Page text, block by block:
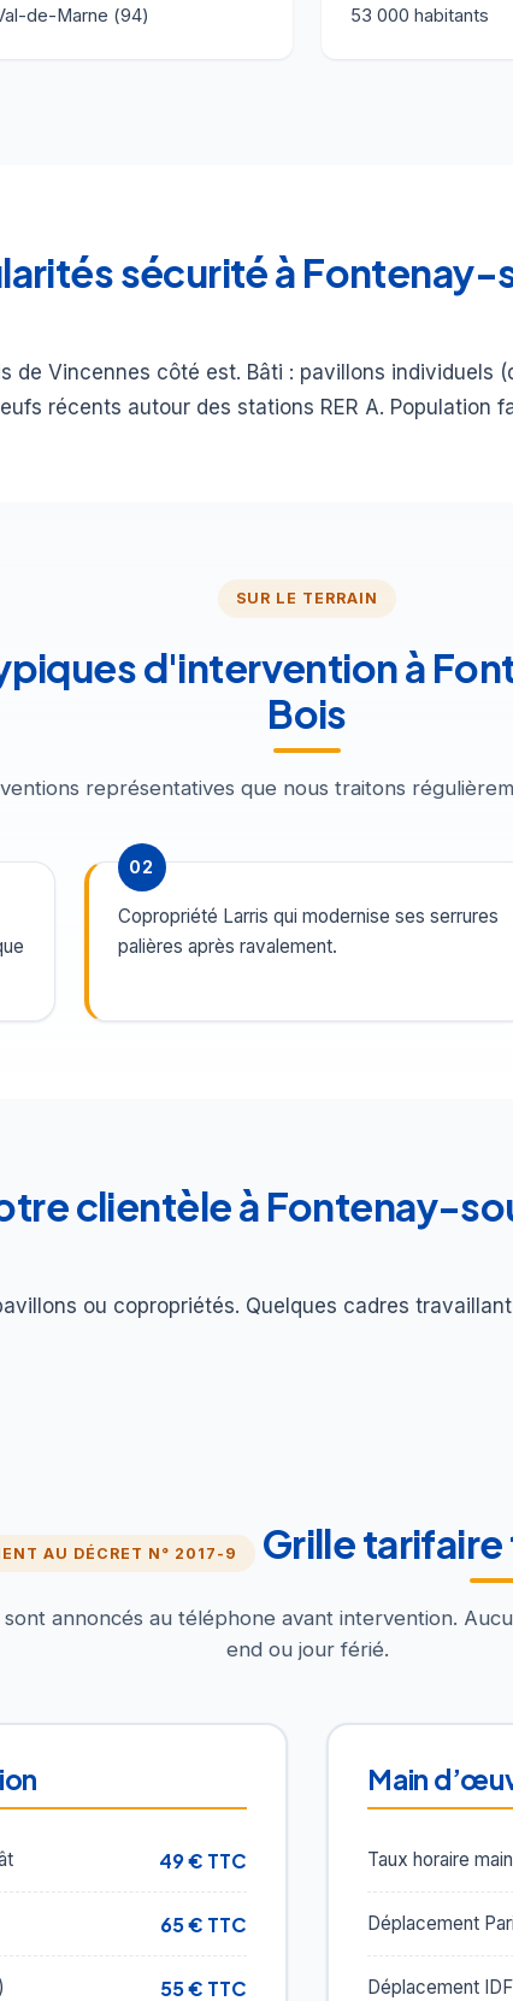
de-Marne (94) 53 000 habitants
sécurité à
de Vincennes côté est. Bâti : pavillons individuels
récents autour des stations RER A. Population
SUR LE TERRAIN
d'intervention à
Bois
représentatives que nous traitons
02
Copropriété Larris qui modernise ses serrures
palières après ravalement.
clientèle à Fontenay-
ou copropriétés. Quelques cadres
AU DÉCRET N° 2017-9 Grille
sont annoncés au téléphone avant intervention.
end ou jour férié.
49 € TTC
65 € TTC
55 € TTC
Main
Taux horaire
Déplacement
Déplacement